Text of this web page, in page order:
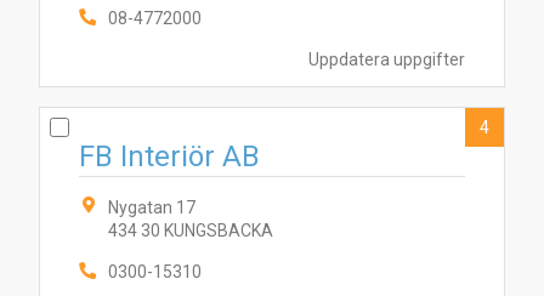
Uppdatera uppgifter
08-4772000
FB Interiör AB
Nygatan 17
434 30 KUNGSBACKA
0300-15310
4